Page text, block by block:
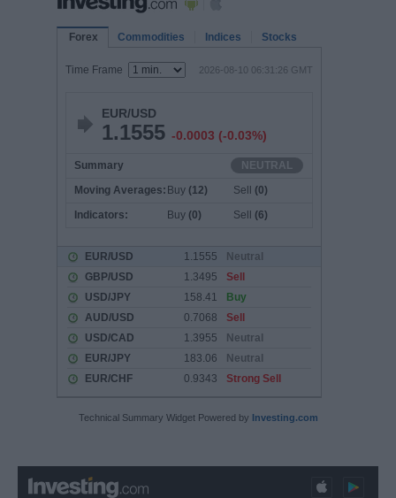
Technical Summary Widget Powered by Investing.com